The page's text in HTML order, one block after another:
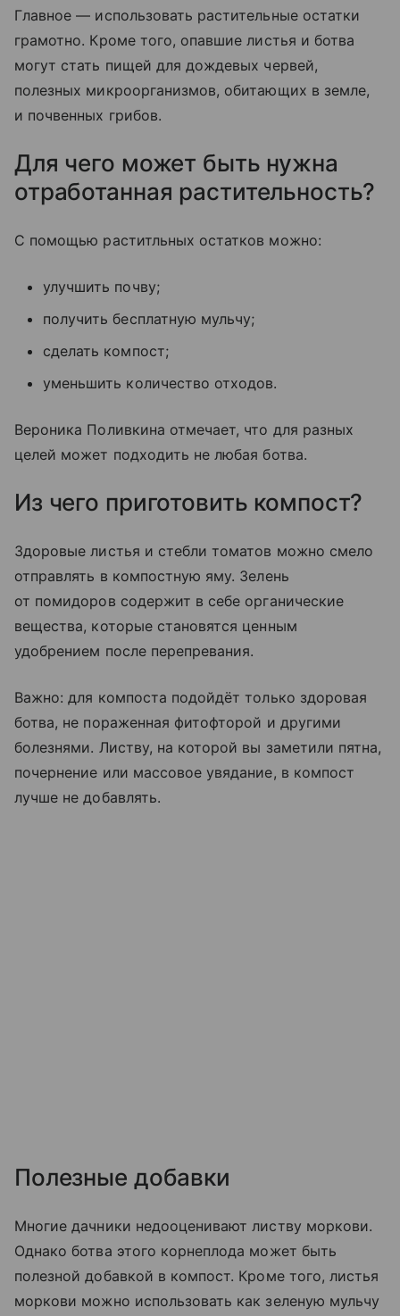
Главное — использовать растительные остатки
грамотно. Кроме того, опавшие листья и ботва
могут стать пищей для дождевых червей,
полезных микроорганизмов, обитающих в земле,
и почвенных грибов.
Для чего может быть нужна
отработанная растительность?
С помощью раститльных остатков можно:
улучшить почву;
получить бесплатную мульчу;
сделать компост;
уменьшить количество отходов.
Вероника Поливкина отмечает, что для разных
целей может подходить не любая ботва.
Из чего приготовить компост?
Здоровые листья и стебли томатов можно смело
отправлять в компостную яму. Зелень
от помидоров содержит в себе органические
вещества, которые становятся ценным
удобрением после перепревания.
Важно: для компоста подойдёт только здоровая
ботва, не пораженная фитофторой и другими
болезнями. Листву, на которой вы заметили пятна,
почернение или массовое увядание, в компост
лучше не добавлять.
Полезные добавки
Многие дачники недооценивают листву моркови.
Однако ботва этого корнеплода может быть
полезной добавкой в компост. Кроме того, листья
моркови можно использовать как зеленую мульчу